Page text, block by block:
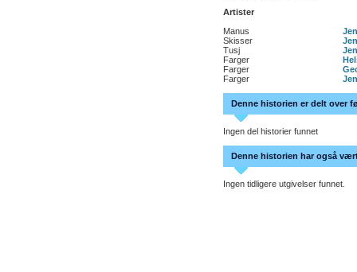
Artister
Manus
Skisser
Tusj
Farger
Farger
Farger
Denne historien er delt over
Ingen del historier funnet
Denne historien har også
Ingen tidligere utgivelser funnet.